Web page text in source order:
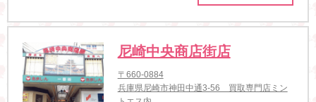
尼崎中央商店街店
〒660-0884
兵庫県尼崎市神田中通3-56 買取専門店ミン